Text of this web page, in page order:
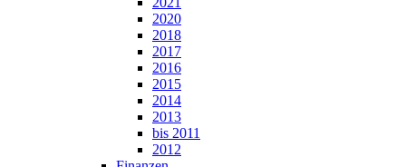
2020
2018
2017
2016
2015
2014
2013
bis 2011
2012